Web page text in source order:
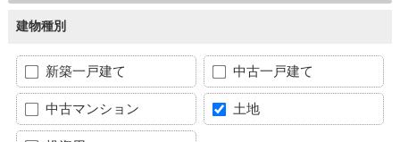
建物種別
新築一戸建て 中古一戸建て
中古マンション 土地